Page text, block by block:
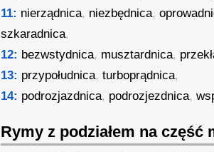
11: nierządnica, niezbędnica,
szkaradnica,
12: bezwstydnica, musztardnica,
13: przypołudnica,turboprądnica,
14: podrozjazdnica, podrozjezdnica,
Rymy z podziałem na część